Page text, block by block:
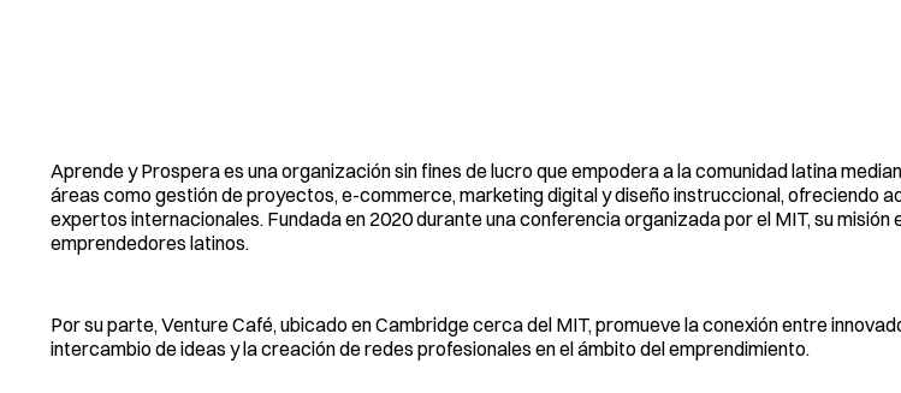
Aprende y Prospera es una organización sin fines de lucro que empodera a la comunidad latina
áreas como gestión de proyectos, e-commerce, marketing digital y diseño instruccional, ofreciendo
expertos internacionales. Fundada en 2020 durante una conferencia organizada por el MIT, su misión
emprendedores latinos.
Por su parte, Venture Café, ubicado en Cambridge cerca del MIT, promueve la conexión entre
intercambio de ideas y la creación de redes profesionales en el ámbito del emprendimiento.